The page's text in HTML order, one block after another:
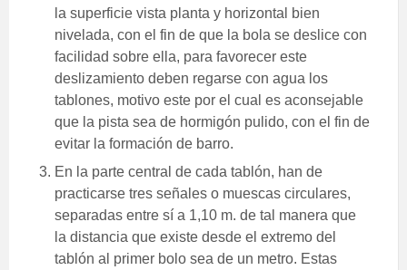
la superficie vista planta y horizontal bien
nivelada, con el fin de que la bola se deslice con
facilidad sobre ella, para favorecer este
deslizamiento deben regarse con agua los
tablones, motivo este por el cual es aconsejable
que la pista sea de hormigón pulido, con el fin de
evitar la formación de barro.
En la parte central de cada tablón, han de
practicarse tres señales o muescas circulares,
separadas entre sí a 1,10 m. de tal manera que
la distancia que existe desde el extremo del
tablón al primer bolo sea de un metro. Estas